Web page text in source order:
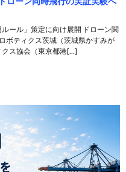
ール」策定に向け展開 ドローン関
ボティクス茨城（茨城県かすみが
クス協会（東京都港[…]